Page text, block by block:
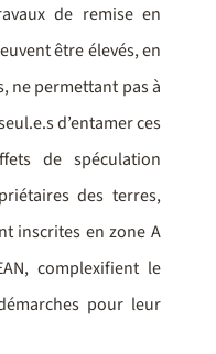
de remise en
être élevés, en
ne permettant pas à
d’entamer ces
de spéculation
des terres,
inscrites en zone A
complexifient le
pour leur